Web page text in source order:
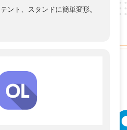
ント、スタンドに簡単変形。